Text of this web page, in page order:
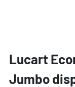
Lucart
Jumbo